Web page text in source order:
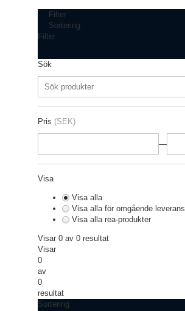
Filter
Sortering
Filter
Sök
Pris (SEK)
—
Visa
Visa alla
Visa alla för omgående leverans
Visa alla rea-produkter
Visar 0 av 0 resultat
Visar
0
av
0
resultat
Sortering